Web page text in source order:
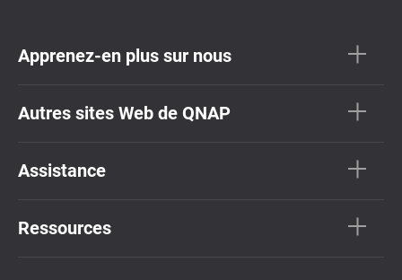
Apprenez-en plus sur nous
Autres sites Web de QNAP
Assistance
Ressources